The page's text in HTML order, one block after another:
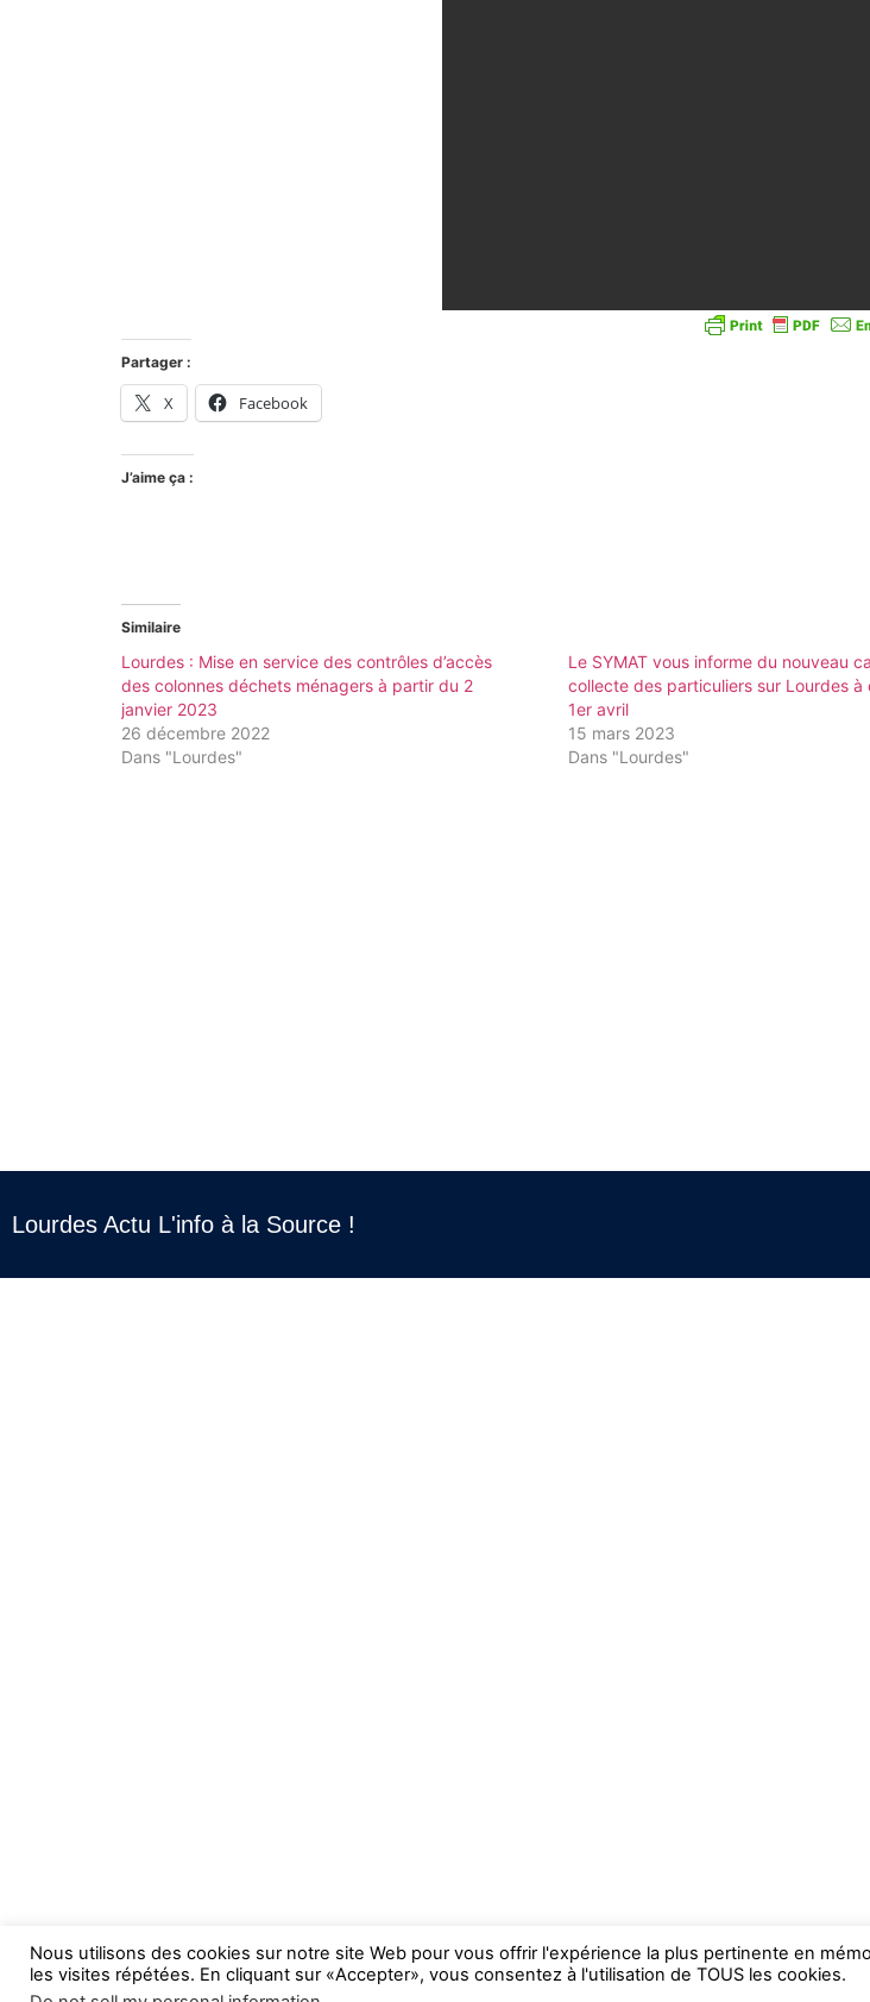
Partager :
X Facebook
J’aime ça :
Similaire
Lourdes : Mise en service des contrôles d’accès
des colonnes déchets ménagers à partir du 2
janvier 2023
26 décembre 2022
Dans "Lourdes"
Le SYMAT vous informe du nouveau
collecte des particuliers sur Lourdes à
1er avril
15 mars 2023
Dans "Lourdes"
Lourdes Actu L'info à la Source !
Nous utilisons des cookies sur notre site Web pour vous offrir l'expérience la plus pertinente en
les visites répétées. En cliquant sur «Accepter», vous consentez à l'utilisation de TOUS les cookies.